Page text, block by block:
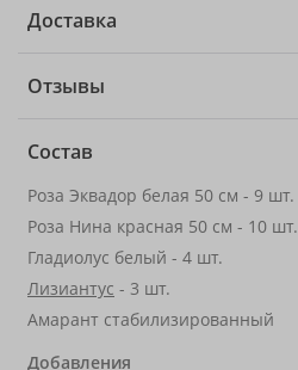
Доставка
Отзывы
Состав
Роза Эквадор белая 50 см - 9 шт.
Роза Нина красная 50 см - 10 шт.
Гладиолус белый - 4 шт.
Лизиантус - 3 шт.
Амарант стабилизированный
Добавления